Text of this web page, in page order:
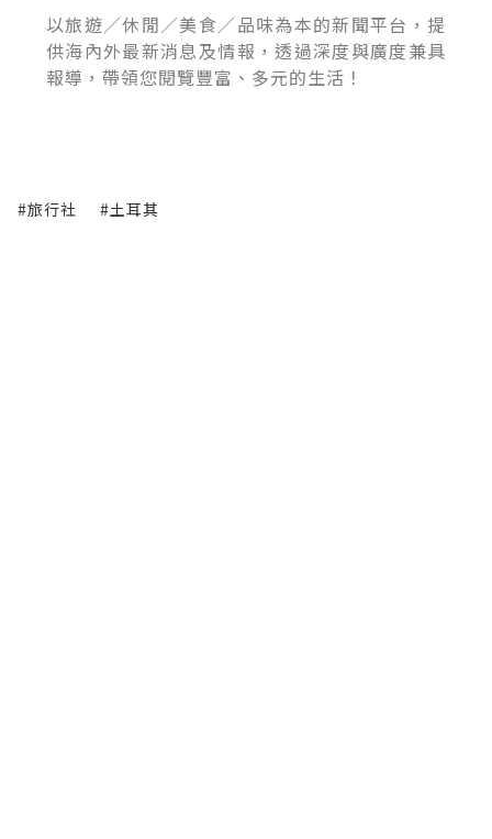
以旅遊／休閒／美食／品味為本的新聞平台，提
供海內外最新消息及情報，透過深度與廣度兼具
報導，帶領您閱覽豐富、多元的生活！
#旅行社 #土耳其